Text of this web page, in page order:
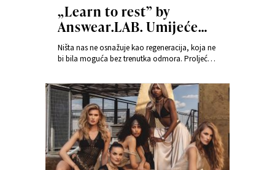
„Learn to rest” by
Answear.LAB. Umijeće
odmora
Ništa nas ne osnažuje kao regeneracija, koja ne
bi bila moguća bez trenutka odmora. Proljeće
„Learn to rest”- nova je Answear.LAB kolekcija i
sastoji se od udobnih krojeva i boja koje
opuštaju.